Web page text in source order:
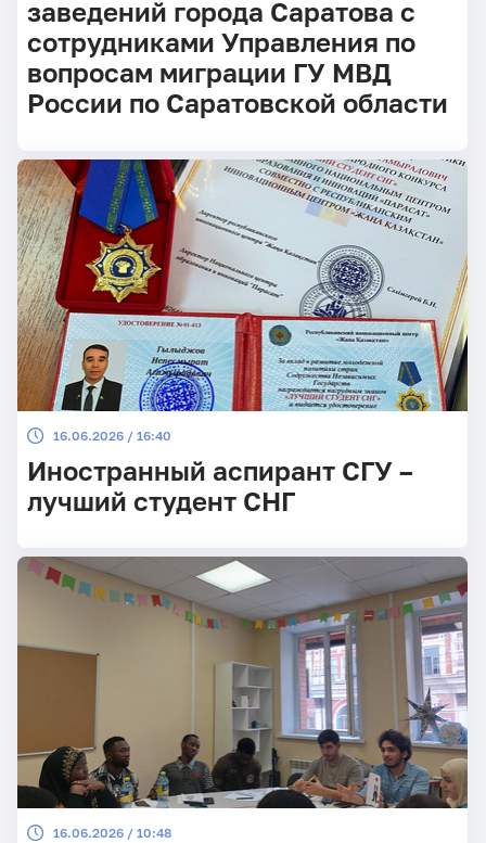
заведений города Саратова с
сотрудниками Управления по
вопросам миграции ГУ МВД
России по Саратовской области
16.06.2026 / 16:40
Иностранный аспирант СГУ –
лучший студент СНГ
16.06.2026 / 10:48